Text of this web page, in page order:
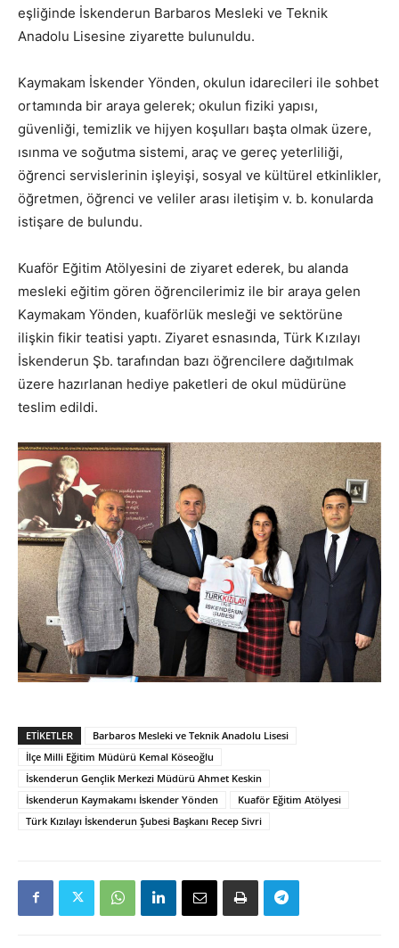
eşliğinde İskenderun Barbaros Mesleki ve Teknik
Anadolu Lisesine ziyarette bulunuldu.
Kaymakam İskender Yönden, okulun idarecileri ile sohbet
ortamında bir araya gelerek; okulun fiziki yapısı,
güvenliği, temizlik ve hijyen koşulları başta olmak üzere,
ısınma ve soğutma sistemi, araç ve gereç yeterliliği,
öğrenci servislerinin işleyişi, sosyal ve kültürel etkinlikler,
öğretmen, öğrenci ve veliler arası iletişim v. b. konularda
istişare de bulundu.
Kuaför Eğitim Atölyesini de ziyaret ederek, bu alanda
mesleki eğitim gören öğrencilerimiz ile bir araya gelen
Kaymakam Yönden, kuaförlük mesleği ve sektörüne
ilişkin fikir teatisi yaptı. Ziyaret esnasında, Türk Kızılayı
İskenderun Şb. tarafından bazı öğrencilere dağıtılmak
üzere hazırlanan hediye paketleri de okul müdürüne
teslim edildi.
ETIKETLER
Barbaros Mesleki ve Teknik Anadolu Lisesi
İlçe Milli Eğitim Müdürü Kemal Köseoğlu
İskenderun Gençlik Merkezi Müdürü Ahmet Keskin
İskenderun Kaymakamı İskender Yönden
Kuaför Eğitim Atölyesi
Türk Kızılayı İskenderun Şubesi Başkanı Recep Sivri